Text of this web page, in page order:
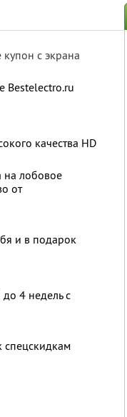
с экрана
Bestelectro.ru
качества HD
на лобовое
от
и в подарок
4 недель с
спецскидкам